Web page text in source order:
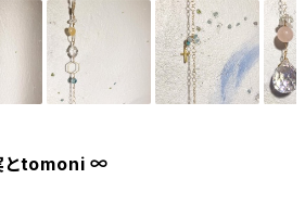
とtomoni ∞